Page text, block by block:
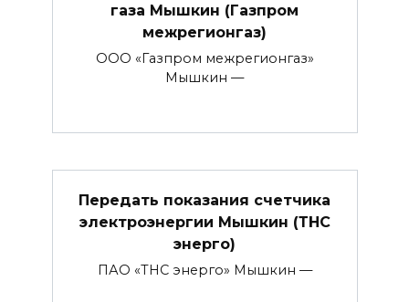
газа Мышкин (Газпром
межрегионгаз)
ООО «Газпром межрегионгаз»
Мышкин —
Передать показания счетчика
электроэнергии Мышкин (ТНС
энерго)
ПАО «ТНС энерго» Мышкин —